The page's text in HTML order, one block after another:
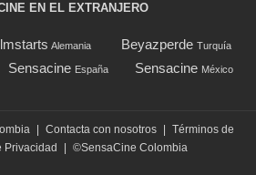
EN EL EXTRANJERO
Alemania Beyazperde Turquía
Sensacine España Sensacine México
Contacta con nosotros
Términos de
Privacidad ©SensaCine Colombia